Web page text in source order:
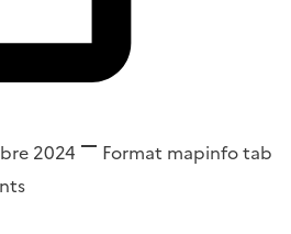
2024 Format mapinfo tab